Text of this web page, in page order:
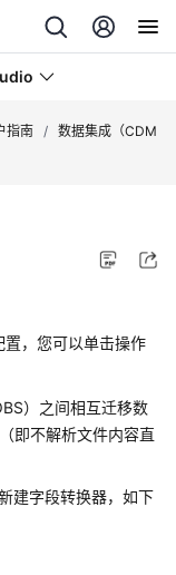
指南 / 数据集成（CDM
，您可以单击操作
）之间相互迁移数
（即不解析文件内容直
建字段转换器，如下